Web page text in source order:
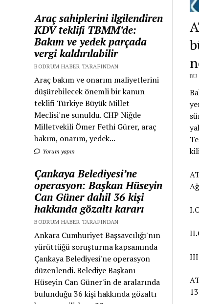
Araç sahiplerini ilgilendiren
KDV teklifi TBMM’de:
Bakım ve yedek parçada
vergi kaldırılabilir
BODRUM HABER TARAFINDAN
Araç bakım ve onarım maliyetlerini
düşürebilecek önemli bir kanun
teklifi Türkiye Büyük Millet
Meclisi'ne sunuldu. CHP Niğde
Milletvekili Ömer Fethi Gürer, araç
bakım, onarım, yedek...
Yorum yapın
Çankaya Belediyesi’ne
operasyon: Başkan Hüseyin
Can Güner dahil 36 kişi
hakkında gözaltı kararı
BODRUM HABER TARAFINDAN
Ankara Cumhuriyet Başsavcılığı'nın
yürüttüğü soruşturma kapsamında
Çankaya Belediyesi'ne operasyon
düzenlendi. Belediye Başkanı
Hüseyin Can Güner'in de aralarında
bulunduğu 36 kişi hakkında gözaltı